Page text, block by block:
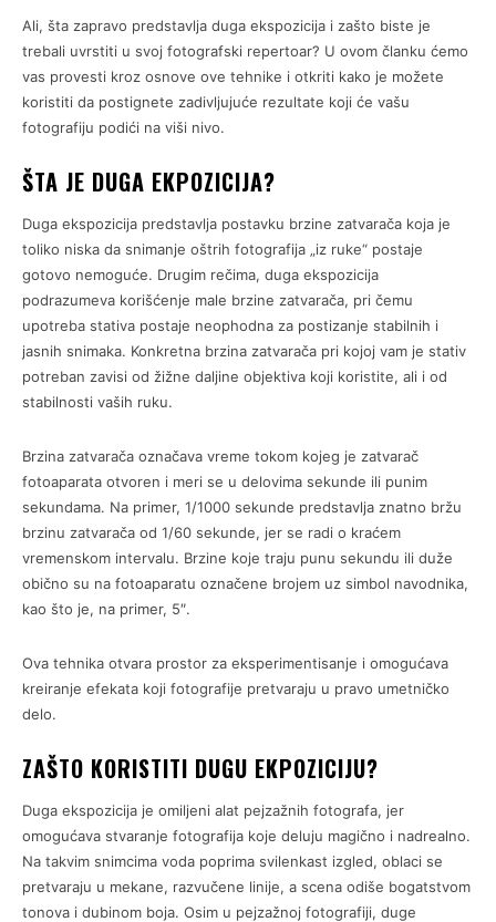
Ali, šta zapravo predstavlja duga ekspozicija i zašto biste je
trebali uvrstiti u svoj fotografski repertoar? U ovom članku ćemo
vas provesti kroz osnove ove tehnike i otkriti kako je možete
koristiti da postignete zadivljujuće rezultate koji će vašu
fotografiju podići na viši nivo.
ŠTA JE DUGA EKPOZICIJA?
Duga ekspozicija predstavlja postavku brzine zatvarača koja je
toliko niska da snimanje oštrih fotografija „iz ruke“ postaje
gotovo nemoguće. Drugim rečima, duga ekspozicija
podrazumeva korišćenje male brzine zatvarača, pri čemu
upotreba stativa postaje neophodna za postizanje stabilnih i
jasnih snimaka. Konkretna brzina zatvarača pri kojoj vam je stativ
potreban zavisi od žižne daljine objektiva koji koristite, ali i od
stabilnosti vaših ruku.
Brzina zatvarača označava vreme tokom kojeg je zatvarač
fotoaparata otvoren i meri se u delovima sekunde ili punim
sekundama. Na primer, 1/1000 sekunde predstavlja znatno bržu
brzinu zatvarača od 1/60 sekunde, jer se radi o kraćem
vremenskom intervalu. Brzine koje traju punu sekundu ili duže
obično su na fotoaparatu označene brojem uz simbol navodnika,
kao što je, na primer, 5″.
Ova tehnika otvara prostor za eksperimentisanje i omogućava
kreiranje efekata koji fotografije pretvaraju u pravo umetničko
delo.
ZAŠTO KORISTITI DUGU EKPOZICIJU?
Duga ekspozicija je omiljeni alat pejzažnih fotografa, jer
omogućava stvaranje fotografija koje deluju magično i nadrealno.
Na takvim snimcima voda poprima svilenkast izgled, oblaci se
pretvaraju u mekane, razvučene linije, a scena odiše bogatstvom
tonova i dubinom boja. Osim u pejzažnoj fotografiji, duge